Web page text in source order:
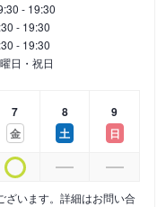
- 19:30
- 19:30
- 19:30
日・祝日
7
金
8
土
9
日
ざいます。詳細はお問い合